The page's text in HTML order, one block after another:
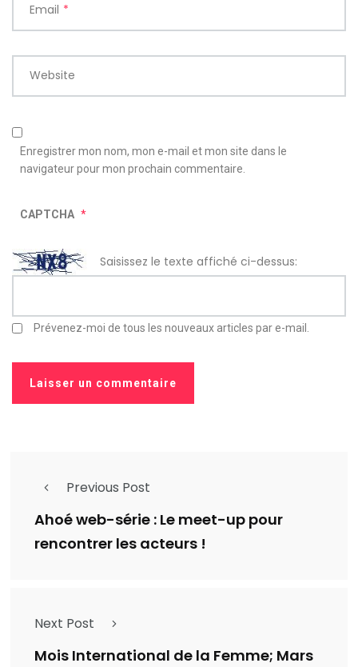
Email *
Website
Enregistrer mon nom, mon e-mail et mon site dans le
navigateur pour mon prochain commentaire.
CAPTCHA *
Saisissez le texte affiché ci-dessus:
Prévenez-moi de tous les nouveaux articles par e-mail.
Previous Post
Ahoé web-série : Le meet-up pour
rencontrer les acteurs !
Next Post
Mois International de la Femme; Mars